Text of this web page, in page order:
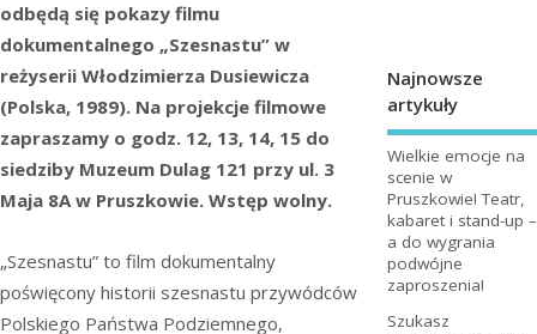
odbędą się pokazy filmu
dokumentalnego „Szesnastu” w
reżyserii Włodzimierza Dusiewicza
(Polska, 1989). Na projekcje filmowe
zapraszamy o godz. 12, 13, 14, 15 do
siedziby Muzeum Dulag 121 przy ul. 3
Maja 8A w Pruszkowie. Wstęp wolny.
„Szesnastu” to film dokumentalny
poświęcony historii szesnastu przywódców
Polskiego Państwa Podziemnego,
Najnowsze
artykuły
Wielkie emocje na
scenie w
Pruszkowie! Teatr,
kabaret i stand-up –
a do wygrania
podwójne
zaproszenia!
Szukasz